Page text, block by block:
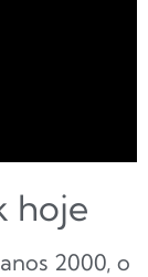
hoje
2000, o